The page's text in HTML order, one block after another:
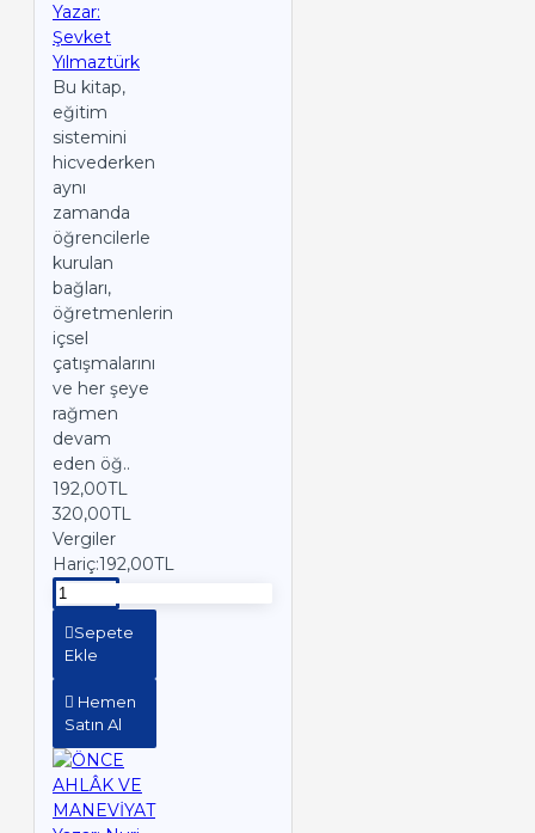
Yazar:
Şevket
Yılmaztürk
Bu kitap,
eğitim
sistemini
hicvederken
aynı
zamanda
öğrencilerle
kurulan
bağları,
öğretmenlerin
içsel
çatışmalarını
ve her şeye
rağmen
devam
eden öğ..
192,00TL
320,00TL
Vergiler
Hariç:192,00TL
Sepete
Ekle
Hemen
Satın Al